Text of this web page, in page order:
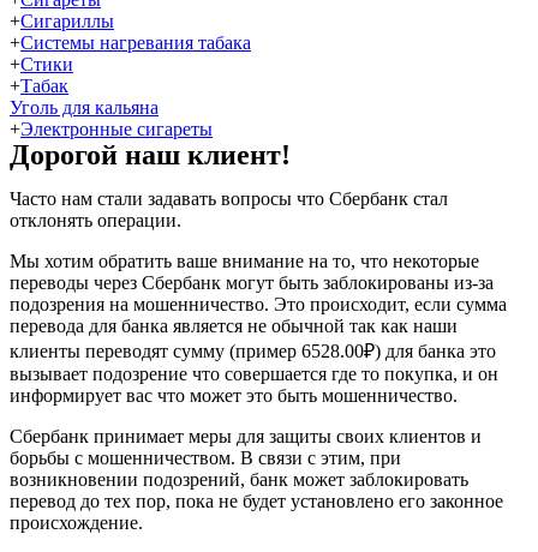
+Сигариллы
+Системы нагревания табака
+Стики
+Табак
Уголь для кальяна
+Электронные сигареты
Дорогой наш клиент!
Часто нам стали задавать вопросы что Сбербанк стал
отклонять операции.
Мы хотим обратить ваше внимание на то, что некоторые
переводы через Сбербанк могут быть заблокированы из-за
подозрения на мошенничество. Это происходит, если сумма
перевода для банка является не обычной так как наши
клиенты переводят сумму (пример 6528.00₽) для банка это
вызывает подозрение что совершается где то покупка, и он
информирует вас что может это быть мошенничество.
Сбербанк принимает меры для защиты своих клиентов и
борьбы с мошенничеством. В связи с этим, при
возникновении подозрений, банк может заблокировать
перевод до тех пор, пока не будет установлено его законное
происхождение.